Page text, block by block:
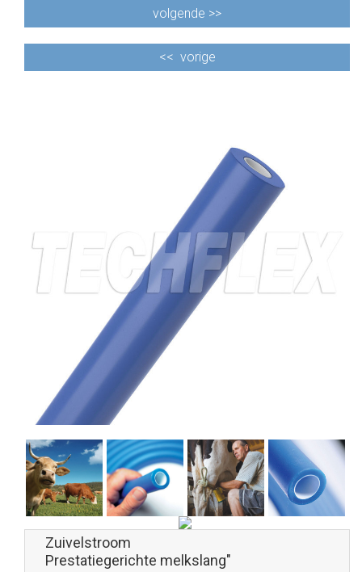
volgende >>
<< vorige
Zuivelstroom
Prestatiegerichte melkslang"